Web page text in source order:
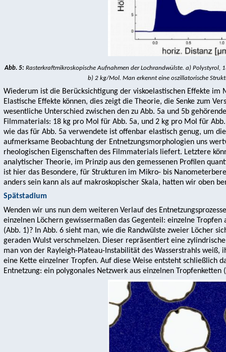
Abb. 5: Rasterkraftmikroskopische Aufnahmen der Lochrandwülste. a) Polystyrol,
b) 2 kg/Mol. Man erkennt eine oszillatorische
Wiederum ist die Berücksichtigung der viskoelastischen Effekte im
Elastische Effekte können, dies zeigt die Theorie, die Senke zum
wesentliche Unterschied zwischen den zu Abb. 5a und 5b
Filmmaterials: 18 kg pro Mol für Abb. 5a, und 2 kg pro Mol für
wie das für Abb. 5a verwendete ist offenbar elastisch genug, um
aufmerksame Beobachtung der Entnetzungsmorphologien uns
rheologischen Eigenschaften des Filmmaterials liefert. Letztere
analytischer Theorie, im Prinzip aus den gemessenen Profilen
ist hier das Besondere, für Strukturen im Mikro- bis
anders sein kann als auf makroskopischer Skala, hatten wir oben
Spätstadium
Wenden wir uns nun dem weiteren Verlauf des
einzelnen Löchern gewissermaßen das Gegenteil: einzelne
(Abb. 1)? In Abb. 6 sieht man, wie die Randwülste zweier Löcher
geraden Wulst verschmelzen. Dieser repräsentiert eine
man von der Rayleigh-Plateau-Instabilität des Wasserstrahls
eine Kette einzelner Tropfen. Auf diese Weise entsteht schließlich
Entnetzung: ein polygonales Netzwerk aus einzelnen Tropfenketten